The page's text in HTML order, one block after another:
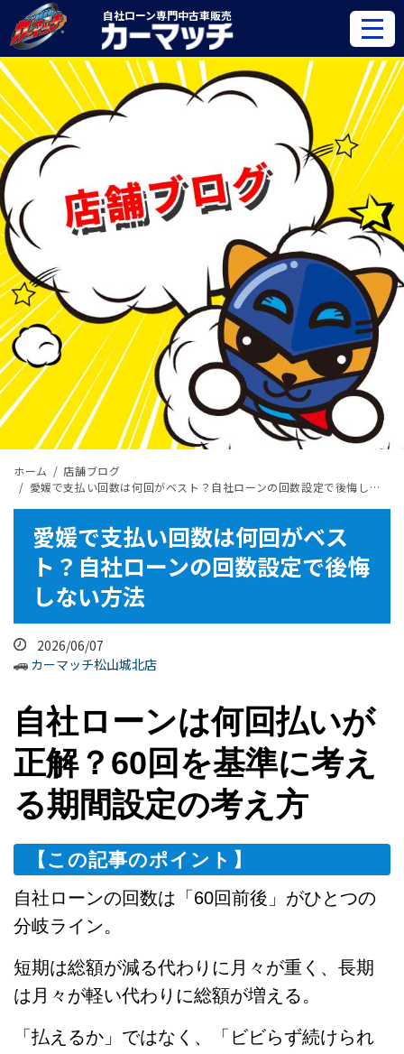
自社ローン専門中古車販売
ホーム
店舗ブログ
愛媛で支払い回数は何回がベスト？自社ローンの回数設定で後悔しない方法
愛媛で支払い回数は何回がベス
ト？自社ローンの回数設定で後悔
しない方法
2026/06/07
カーマッチ松山城北店
自社ローンは何回払いが
正解？60回を基準に考え
る期間設定の考え方
【この記事のポイント】
自社ローンの回数は「60回前後」がひとつの
分岐ライン。
短期は総額が減る代わりに月々が重く、長期
は月々が軽い代わりに総額が増える。
「払えるか」ではなく、「ビビらず続けられ